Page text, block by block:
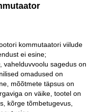
kommutaatori viilude
ei esine;
sagedus on
omadused on
mõõtmete täpsus on
on väike, tootel on
kõrge tõmbetugevus,